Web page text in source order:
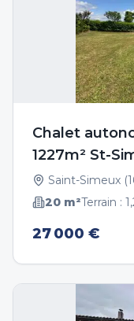
Chalet
1227m² St-
Saint-Simeux (
20 m²Terrain :
27 000 €